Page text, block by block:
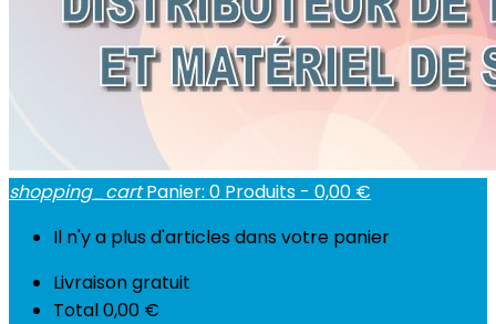
shopping_cart Panier: 0 Produits - 0,00 €
Il n'y a plus d'articles dans votre panier
Livraisongratuit
Total0,00 €